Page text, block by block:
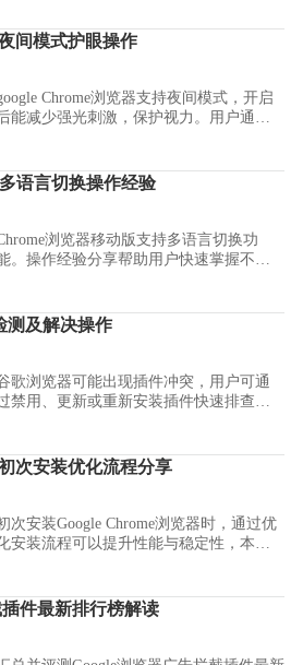
间模式护眼操作
Chrome浏览器支持夜间模式，开启
能减少强光刺激，保护视力。用户通过
语言切换操作经验
浏览器移动版支持多语言切换功
。操作经验分享帮助用户快速掌握不同
畅体验。
测及解决操作
歌浏览器可能出现插件冲突，用户可通
禁用、更新或重新安装插件快速排查问
次安装优化流程分享
次安装Google Chrome浏览器时，通过优
安装流程可以提升性能与稳定性，本文
件最新排行榜解读